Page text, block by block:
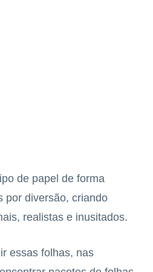
de papel de forma
por diversão, criando
realistas e inusitados.
essas folhas, nas